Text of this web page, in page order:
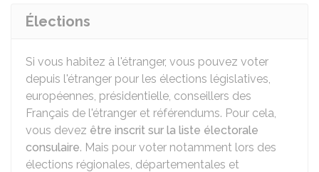
Élections
Si vous habitez à l'étranger, vous pouvez voter
depuis l'étranger pour les élections législatives,
européennes, présidentielle, conseillers des
Français de l'étranger et référendums. Pour cela,
vous devez être inscrit sur la liste électorale
consulaire. Mais pour voter notamment lors des
élections régionales, départementales et